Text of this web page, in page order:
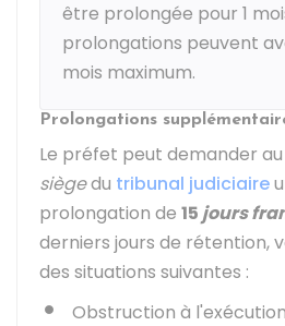
être prolongée pour 1
prolongations peuvent
mois maximum.
Prolongations
Le préfet peut demander au
siègedu tribunal judiciaire
prolongation de 15 jours
derniers jours de rétention,
des situations suivantes :
Obstruction à